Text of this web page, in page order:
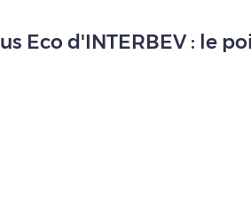
Eco d'INTERBEV : le